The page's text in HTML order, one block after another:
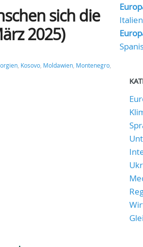
sich die
2025)
, Kosovo, Moldawien, Montenegro,